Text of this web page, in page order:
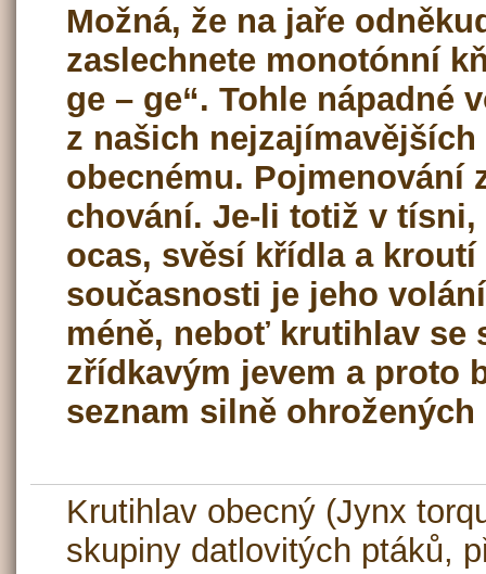
Možná, že na jaře
zaslechnete monotónní
ge – ge“. Tohle nápadné
z našich
obecnému. Pojmenování
chování. Je-li totiž v
ocas, svěsí křídla a
současnosti je jeho
méně, neboť krutihlav se
zřídkavým jevem a proto
seznam silně
Krutihlav obecný (Jynx
skupiny datlovitých ptáků,